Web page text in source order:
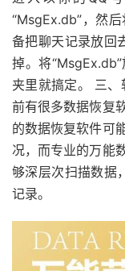
“MsgEx.db”，然
备把聊天记录放回
掉。将
夹里就搞定。 三
前有很多数据恢复
的数据恢复软件可
况，而专业的万能
够深层次扫描数据
记录。